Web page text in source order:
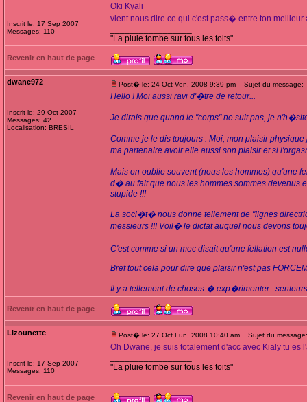
Inscrit le: 17 Sep 2007
Messages: 110
Oki Kyali
vient nous dire ce qui c'est pass� entre ton meilleur
"La pluie tombe sur tous les toits"
Revenir en haut de page
dwane972
Inscrit le: 29 Oct 2007
Messages: 42
Localisation: BRESIL
Post� le: 24 Oct Ven, 2008 9:39 pm Sujet du message:
Hello ! Moi aussi ravi d'�tre de retour...
Je dirais que quand le "corps" ne suit pas, je
Comme je le dis toujours : Moi, mon plaisir
ma partenaire avoir elle aussi son plaisir et si
Mais on oublie souvent (nous les hommes) qu'une
d� au fait que nous les hommes sommes devenus
stupide !!!
La soci�t� nous donne tellement de "lignes
messieurs !!! Voil� le dictat auquel nous devons
C'est comme si un mec disait qu'une fellation est
Bref tout cela pour dire que plaisir n'est pas
Il y a tellement de choses � exp�rimenter :
Revenir en haut de page
Lizounette
Inscrit le: 17 Sep 2007
Messages: 110
Post� le: 27 Oct Lun, 2008 10:40 am Sujet du
Oh Dwane, je suis totalement d'acc avec Kialy tu
"La pluie tombe sur tous les toits"
Revenir en haut de page